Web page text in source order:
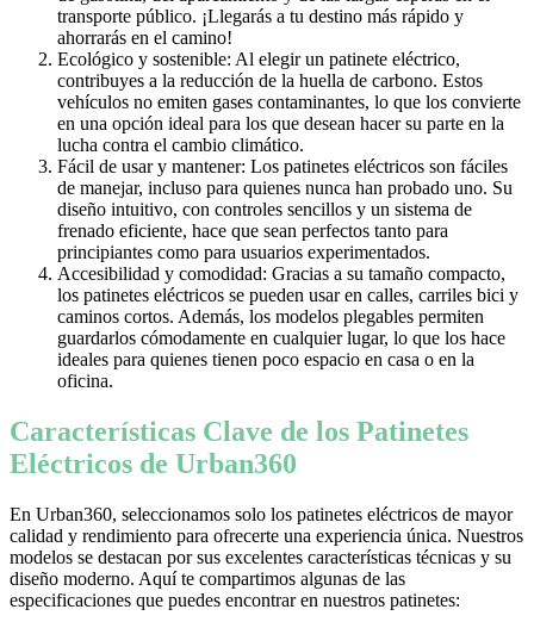
transporte público. ¡Llegarás a tu destino más rápido y
ahorrarás en el camino!
Ecológico y sostenible: Al elegir un patinete eléctrico,
contribuyes a la reducción de la huella de carbono. Estos
vehículos no emiten gases contaminantes, lo que los convierte
en una opción ideal para los que desean hacer su parte en la
lucha contra el cambio climático.
Fácil de usar y mantener: Los patinetes eléctricos son fáciles
de manejar, incluso para quienes nunca han probado uno. Su
diseño intuitivo, con controles sencillos y un sistema de
frenado eficiente, hace que sean perfectos tanto para
principiantes como para usuarios experimentados.
Accesibilidad y comodidad: Gracias a su tamaño compacto,
los patinetes eléctricos se pueden usar en calles, carriles bici y
caminos cortos. Además, los modelos plegables permiten
guardarlos cómodamente en cualquier lugar, lo que los hace
ideales para quienes tienen poco espacio en casa o en la
oficina.
Características Clave de los Patinetes
Eléctricos de Urban360
En Urban360, seleccionamos solo los patinetes eléctricos de mayor
calidad y rendimiento para ofrecerte una experiencia única. Nuestros
modelos se destacan por sus excelentes características técnicas y su
diseño moderno. Aquí te compartimos algunas de las
especificaciones que puedes encontrar en nuestros patinetes: